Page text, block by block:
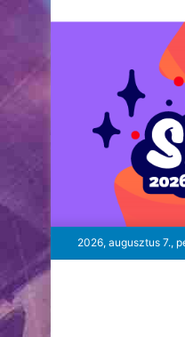
2026, augusztus 7.,